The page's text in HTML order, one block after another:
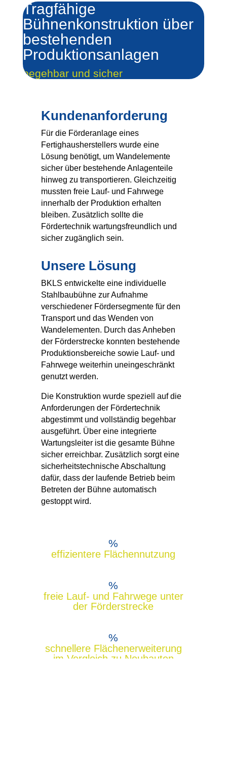
Tragfähige
Bühnenkonstruktion über
bestehenden
Produktionsanlagen
begehbar und sicher
Kundenanforderung
Für die Förderanlage eines
Fertighausherstellers wurde eine
Lösung benötigt, um Wandelemente
sicher über bestehende Anlagenteile
hinweg zu transportieren. Gleichzeitig
mussten freie Lauf- und Fahrwege
innerhalb der Produktion erhalten
bleiben. Zusätzlich sollte die
Fördertechnik wartungsfreundlich und
sicher zugänglich sein.
Unsere Lösung
BKLS entwickelte eine individuelle
Stahlbaubühne zur Aufnahme
verschiedener Fördersegmente für den
Transport und das Wenden von
Wandelementen. Durch das Anheben
der Förderstrecke konnten bestehende
Produktionsbereiche sowie Lauf- und
Fahrwege weiterhin uneingeschränkt
genutzt werden.
Die Konstruktion wurde speziell auf die
Anforderungen der Fördertechnik
abgestimmt und vollständig begehbar
ausgeführt. Über eine integrierte
Wartungsleiter ist die gesamte Bühne
sicher erreichbar. Zusätzlich sorgt eine
sicherheitstechnische Abschaltung
dafür, dass der laufende Betrieb beim
Betreten der Bühne automatisch
gestoppt wird.
%
effizientere Flächennutzung
%
freie Lauf- und Fahrwege unter
der Förderstrecke
%
schnellere Flächenerweiterung
im Vergleich zu Neubauten